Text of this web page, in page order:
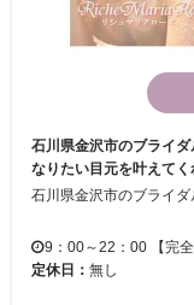
石川県金沢市のブライ
なりたい目元を叶えて
9：00～22：00 【完全
定休日： 無し